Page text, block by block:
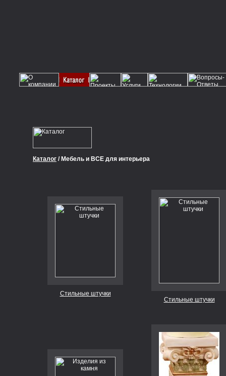
Каталог / Мебель и ВСЕ для интерьера
Стильные штучки
Стильные штучки